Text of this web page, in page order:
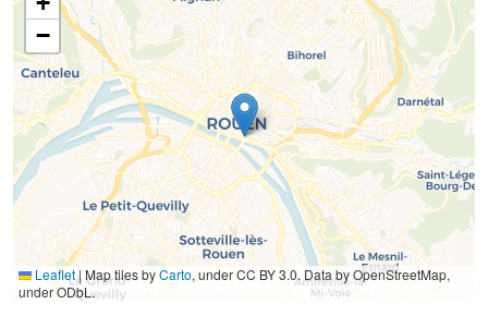
−
Leaflet| Map tiles byCarto, under CC BY 3.0. Data by OpenStreetMap,
under ODbL.